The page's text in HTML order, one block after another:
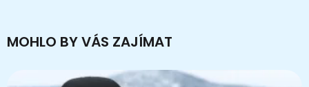
MOHLO BY VÁS ZAJÍMAT